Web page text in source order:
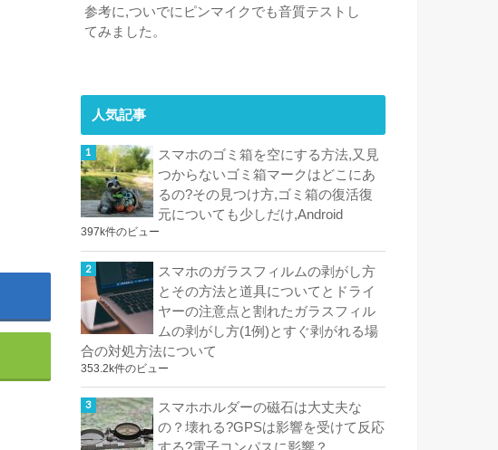
参考に,ついでにピンマイクでも音質テストし
てみました。
人気記事
スマホのゴミ箱を空にする方法,又見
つからないゴミ箱マークはどこにあ
るの?その見つけ方,ゴミ箱の復活復
元についても少しだけ,Android
397k件のビュー
スマホのガラスフィルムの剥がし方
とその方法と道具についてとドライ
ヤーの注意点と割れたガラスフィル
ムの剥がし方(1例)とすぐ剥がれる場
合の対処方法について
353.2k件のビュー
スマホホルダーの磁石は大丈夫な
の？壊れる?GPSは影響を受けて反応